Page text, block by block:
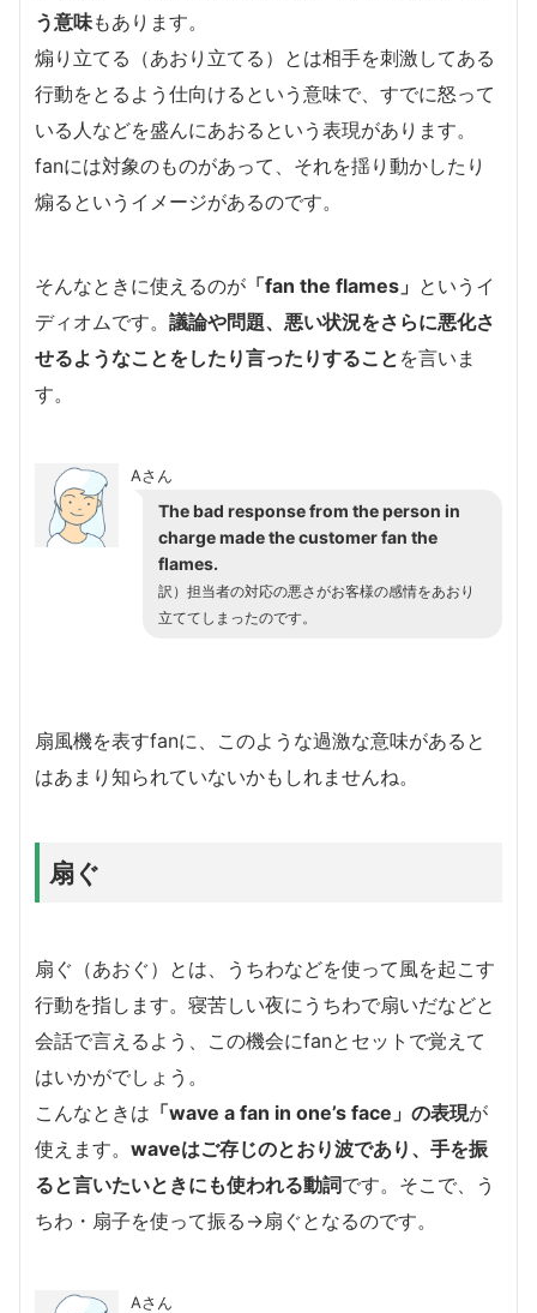
う意味もあります。
煽り立てる（あおり立てる）とは相手を刺激してある
行動をとるよう仕向けるという意味で、すでに怒って
いる人などを盛んにあおるという表現があります。
fanには対象のものがあって、それを揺り動かしたり
煽るというイメージがあるのです。
そんなときに使えるのが 「fan the flames」 というイ
ディオムです。 議論や問題、悪い状況をさらに悪化さ
せるようなことをしたり言ったりすること を言いま
す。
Aさん
The bad response from the person in
charge made the customer fan the
flames.
訳）担当者の対応の悪さがお客様の感情をあおり
立ててしまったのです。
扇風機を表すfanに、このような過激な意味があると
はあまり知られていないかもしれませんね。
扇ぐ
扇ぐ（あおぐ）とは、うちわなどを使って風を起こす
行動を指します。寝苦しい夜にうちわで扇いだなどと
会話で言えるよう、この機会にfanとセットで覚えて
はいかがでしょう。
こんなときは 「wave a fan in one’s face」の表現が
使えます。 waveはご存じのとおり波であり、手を振
ると言いたいときにも使われる動詞です。そこで、う
ちわ・扇子を使って振る→扇ぐとなるのです。
Aさん